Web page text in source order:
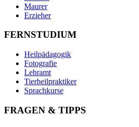
Maurer
Erzieher
FERNSTUDIUM
Heilpädagogik
Fotografie
Lehramt
Tierheilpraktiker
Sprachkurse
FRAGEN & TIPPS